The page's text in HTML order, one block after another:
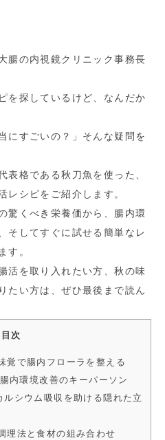
腸の内視鏡クリニック事務長
を探しているけど、なんだか
にすごいの？」そんな疑問を
表格である秋刀魚を使った、
レシピをご紹介します。
驚くべき栄養価から、腸内環
そしてすぐに試せる簡単なレ
す。
活を取り入れたい方、秋の味
たい方は、ぜひ最後まで読ん
目次
覚で腸内フローラを整える
内環境改善のキーパーソン
シウム吸収を助ける隠れた立
理法と食材の組み合わせ